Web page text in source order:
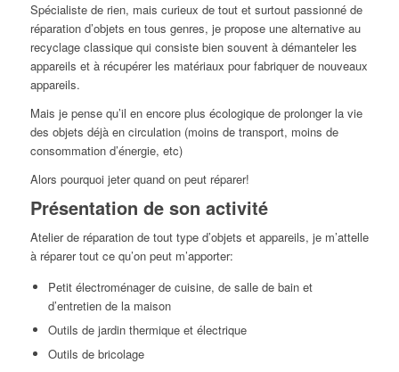
Spécialiste de rien, mais curieux de tout et surtout passionné de
réparation d’objets en tous genres, je propose une alternative au
recyclage classique qui consiste bien souvent à démanteler les
appareils et à récupérer les matériaux pour fabriquer de nouveaux
appareils.
Mais je pense qu’il en encore plus écologique de prolonger la vie
des objets déjà en circulation (moins de transport, moins de
consommation d’énergie, etc)
Alors pourquoi jeter quand on peut réparer!
Présentation de son activité
Atelier de réparation de tout type d’objets et appareils, je m’attelle
à réparer tout ce qu’on peut m’apporter:
Petit électroménager de cuisine, de salle de bain et
d’entretien de la maison
Outils de jardin thermique et électrique
Outils de bricolage